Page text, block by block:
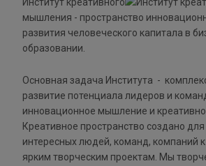
Институт креативного
мышления - пространство
развития человеческого капитала в
образовании.
Основная задача Института -
развитие потенциала лидеров и
инновационное мышление и
Креативное пространство создано
интересных людей, команд, компаний
ярким творческим проектам. Мы